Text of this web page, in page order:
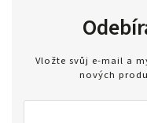
Vložte svůj e-mail a
nových